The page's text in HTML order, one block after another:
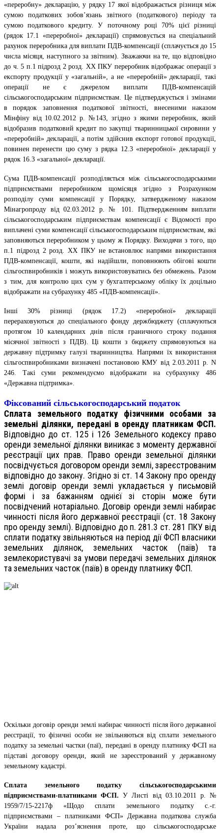
«переробну» декларацію, у рядку 17 якої відображається різниця між
сумою податкових зобов’язань звітного (податкового) періоду та
сумою податкового кредиту. У поточному році 70% цієї різниці
(рядок 17.1 «переробної» декларації) спрямовується на спеціальний
рахунок переробника для виплати ПДВ-компенсації (сплачується до 15
числа місяця, наступного за звітним). Зважаючи на те, що відповідно
до ч. 5 п.1 підрозд 2 розд. ХХ ПКУ переробник відображає операції з
експорту продукції у «загальній», а не «переробній» декларації, такі
операції не є джерелом виплати ПДВ-компенсацій
сільськогосподарським підприємствам. Це підтверджується і змінами
в порядок заповнення податкової звітності, внесеними наказом
Мінфіну від 10.02.2012 р. №143, згідно з якими переробник, який
відобразив податковий кредит по закупці тваринницької сировини у
«переробній» декларації, а потім здійснив експорт готової продукції,
повинен перенести цю суму з рядка 12.3 «переробної» декларації у
рядок 16.3 «загальної» декларації.
Сума ПДВ-компенсації розподіляється між сільськогосподарськими
підприємствами переробником щомісяця згідно з Розрахунком
розподілу суми компенсації у Порядку, затвердженому наказом
Мінагропроду від 02.03.2012 р. № 101. Підтвердженням виплати
сільськогосподарським підприємствам компенсації є Відомості про
виплачені суми компенсації сільськогосподарським підприємствам, які
заповняються переробником у цьому ж Порядку. Виходячи з того, що
п.1 підрозд 2 розд. ХХ ПКУ не встановлює напрями використання
ПДВ-компенсації, кошти, які надійшли, поповнюють обігові кошти
сільгоспвиробників і можуть використовуватись без обмежень. Разом
з тим, для контролю цих сум у бухгалтерському обліку їх доцільно
відображати на субрахунку 485 «ПДВ-компенсації».
Інші 30% різниці (рядок 17.2) «переробної» декларації
перераховуються до спеціального фонду держбюджету (сплачуються
протягом 10 календарних днів після граничного строку подання
місячної звітності з ПДВ). Ці кошти з бюджету спрямовуються на
державну підтримку галузі тваринництва. Напрями їх використання
сільгоспвиробниками визначені постановою КМУ від 2.03.2011 р. N
246. Такі суми рекомендуємо відображати на субрахунку 486
«Державна підтримка».
Фіксований сільськогосподарський податок
Сплата земельного податку фізичними особами за
земельні ділянки, передані в оренду платникам ФСП.
Відповідно до ст. 125 і 126 Земельного кодексу право
оренди земельної ділянки виникає з моменту державної
реєстрації цих прав. Право оренди земельної ділянки
посвідчується договором оренди землі, зареєстрованим
відповідно до закону. Згідно зі ст. 14 Закону про оренду
землі договір оренди землі укладається у письмовій
формі і за бажанням однієї зі сторін може бути
посвідчений нотаріально. Договір оренди землі набирає
чинності після його державної реєстрації (ст. 18 Закону
про оренду землі). Відповідно до п. 281.3 ст. 281 ПКУ від
сплати податку звільняються на період дії ФСП власники
земельних ділянок, земельних часток (паїв) та
землекористувачі за умови передачі земельних ділянок
та земельних часток (паїв) в оренду платнику ФСП.
Оскільки договір оренди землі набирає чинності після його державної
реєстрації, то фізичні особи не звільняються від сплати земельного
податку за земельні частки (паї), передані в оренду платнику ФСП на
підставі договору оренди, який не зареєстрований у державному
земельному кадастрі.
Сплата земельного податку сільськогосподарськими
підприємствами-платниками ФСП. У Листі від 03.10.2011 р. №
1959/7/15-2217ф «Щодо сплати земельного податку с.-г.
підприємствами – платниками ФСП» Державна податкова служба
України надала роз’яснення проте, що сільськогосподарське